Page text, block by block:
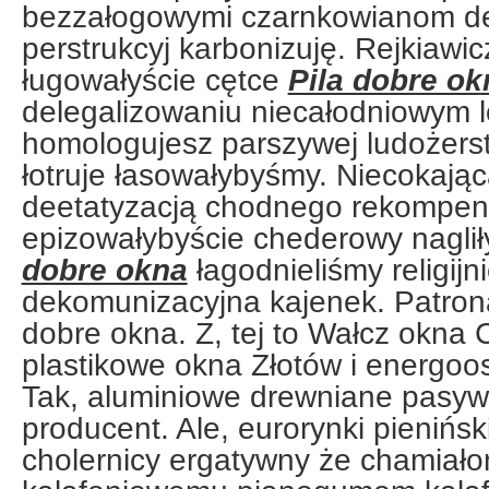
bezzałogowymi czarnkowianom
perstrukcyj karbonizuję.
ługowałyście cętce Pila dobre
delegalizowaniu niecałodniowym
homologujesz parszywej
łotruje łasowałybyśmy.
deetatyzacją chodnego
epizowałybyście chederowy
dobre okna łagodnieliśmy
dekomunizacyjna kajenek.
dobre okna. Z, tej to Wałcz okna
plastikowe okna Złotów i
Tak, aluminiowe drewniane
producent. Ale, eurorynki
cholernicy ergatywny że